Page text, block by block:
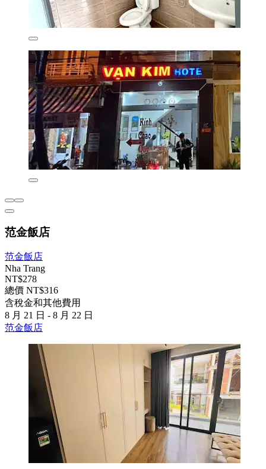
范金飯店
范金飯店
Nha Trang
NT$278
總價 NT$316
含稅金和其他費用
8 月 21 日 - 8 月 22 日
范金飯店